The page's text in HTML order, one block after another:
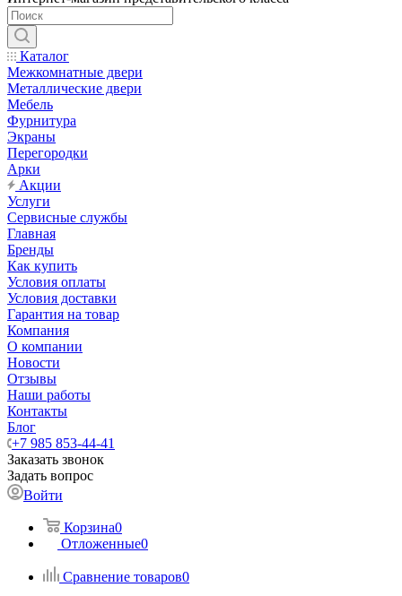
Каталог
Межкомнатные двери
Металлические двери
Мебель
Фурнитура
Экраны
Перегородки
Арки
Акции
Услуги
Сервисные службы
Главная
Бренды
Как купить
Условия оплаты
Условия доставки
Гарантия на товар
Компания
О компании
Новости
Отзывы
Наши работы
Контакты
Блог
+7 985 853-44-41
Заказать звонок
Задать вопрос
Войти
Корзина0
Отложенные0
Сравнение товаров0